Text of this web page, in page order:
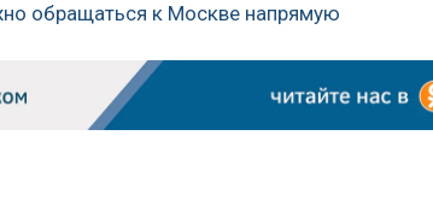
обращаться к Москве напрямую